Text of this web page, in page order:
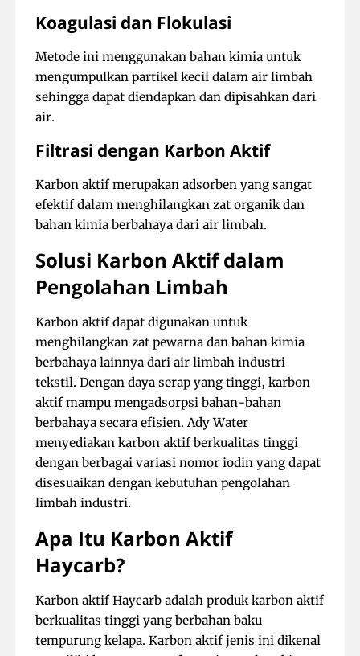
Koagulasi dan Flokulasi
Metode ini menggunakan bahan kimia untuk
mengumpulkan partikel kecil dalam air limbah
sehingga dapat diendapkan dan dipisahkan dari
air.
Filtrasi dengan Karbon Aktif
Karbon aktif merupakan adsorben yang sangat
efektif dalam menghilangkan zat organik dan
bahan kimia berbahaya dari air limbah.
Solusi Karbon Aktif dalam
Pengolahan Limbah
Karbon aktif dapat digunakan untuk
menghilangkan zat pewarna dan bahan kimia
berbahaya lainnya dari air limbah industri
tekstil. Dengan daya serap yang tinggi, karbon
aktif mampu mengadsorpsi bahan-bahan
berbahaya secara efisien. Ady Water
menyediakan karbon aktif berkualitas tinggi
dengan berbagai variasi nomor iodin yang dapat
disesuaikan dengan kebutuhan pengolahan
limbah industri.
Apa Itu Karbon Aktif
Haycarb?
Karbon aktif Haycarb adalah produk karbon aktif
berkualitas tinggi yang berbahan baku
tempurung kelapa. Karbon aktif jenis ini dikenal